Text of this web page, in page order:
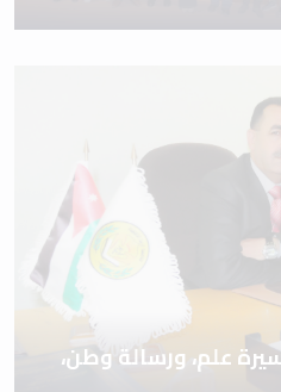
علم، ورسالة وطن،